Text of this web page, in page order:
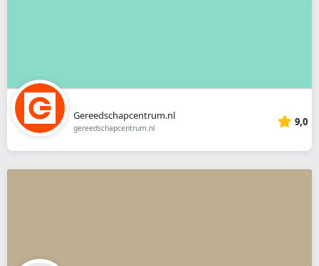
Gereedschapcentrum.nl
gereedschapcentrum.nl 9,0